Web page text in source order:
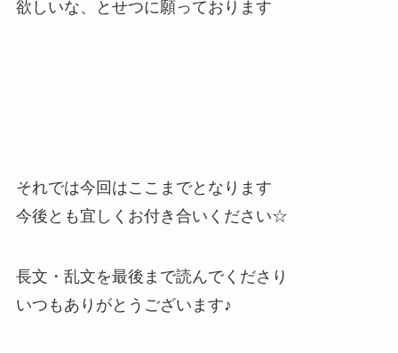
欲しいな、とせつに願っております
それでは今回はここまでとなります
今後とも宜しくお付き合いください☆
長文・乱文を最後まで読んでくださり
いつもありがとうございます♪